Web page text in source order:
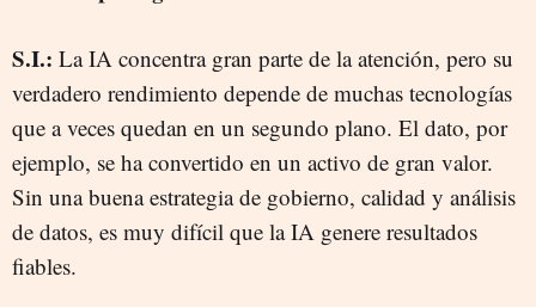
S.I.: La IA concentra gran parte de la atención, pero su
verdadero rendimiento depende de muchas tecnologías
que a veces quedan en un segundo plano. El dato, por
ejemplo, se ha convertido en un activo de gran valor.
Sin una buena estrategia de gobierno, calidad y análisis
de datos, es muy difícil que la IA genere resultados
fiables.